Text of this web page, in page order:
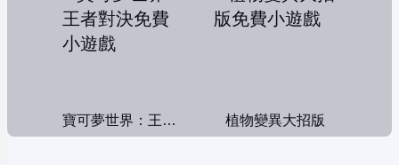
寶可夢世界：王者對決 植物變異大招版